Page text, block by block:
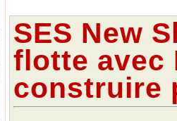
SES New
flotte avec
construire